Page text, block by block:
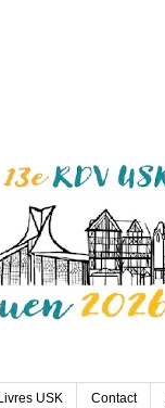
Livres USK Contact